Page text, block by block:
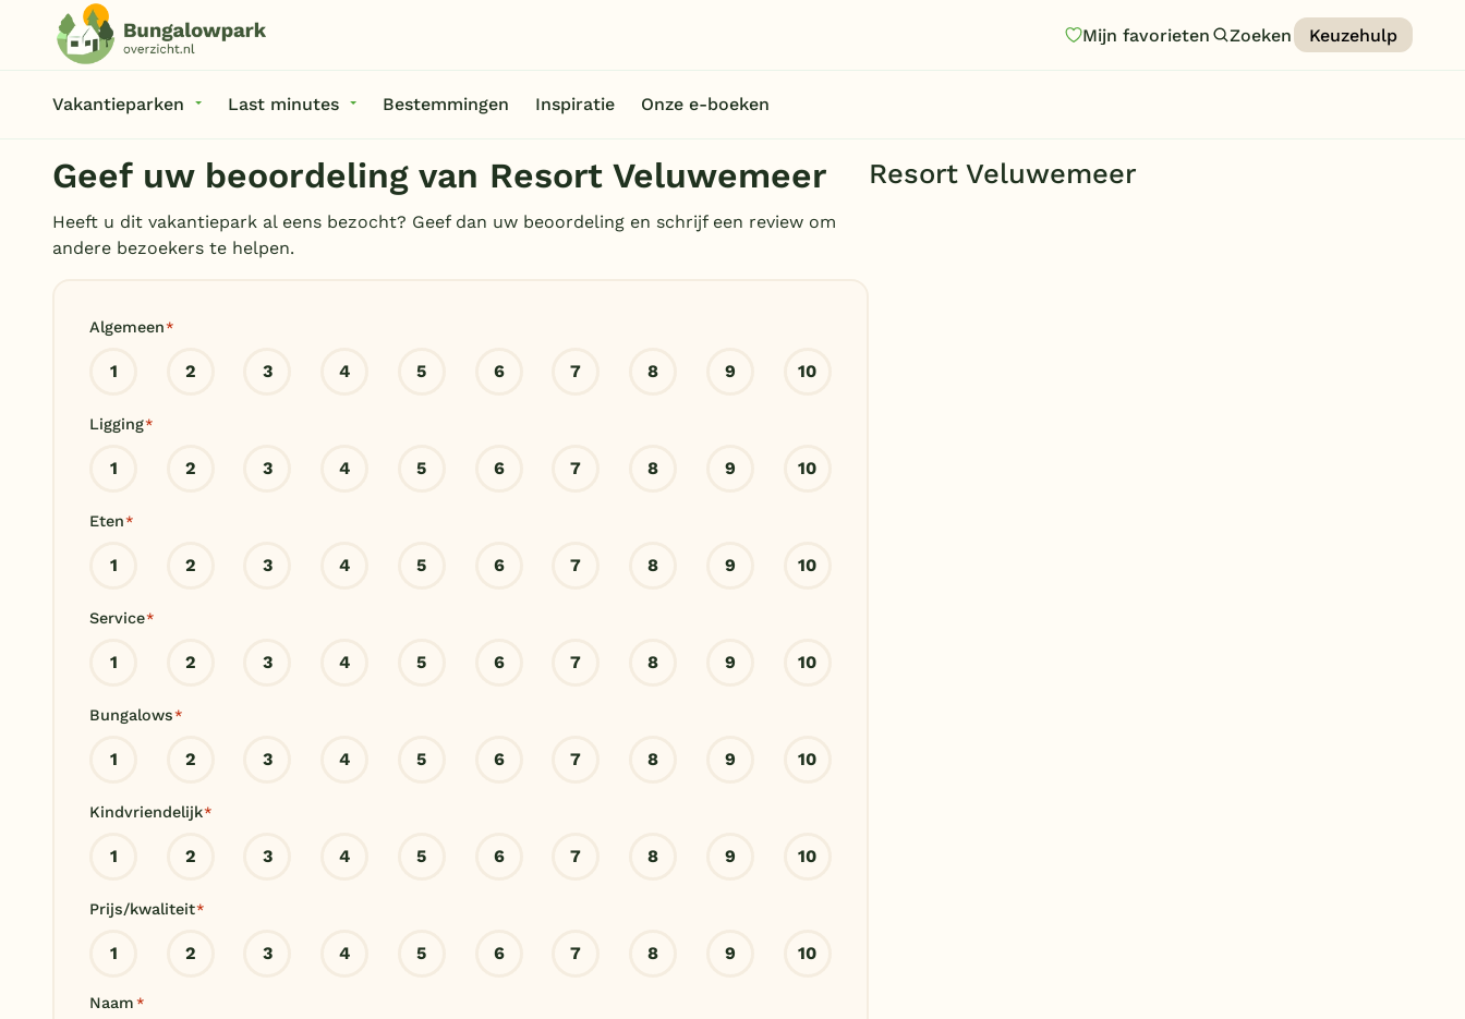
Mijn favorieten Zoeken Keuzehulp
Vakantieparken Last minutes Bestemmingen Inspiratie Onze e-boeken
Geef uw beoordeling van Resort Veluwemeer
Heeft u dit vakantiepark al eens bezocht? Geef dan uw beoordeling en schrijf een review om
andere bezoekers te helpen.
Algemeen*
1 2 3 4 5 6 7 8 9 10
Ligging*
1 2 3 4 5 6 7 8 9 10
Eten*
1 2 3 4 5 6 7 8 9 10
Service*
1 2 3 4 5 6 7 8 9 10
Bungalows*
1 2 3 4 5 6 7 8 9 10
Kindvriendelijk*
1 2 3 4 5 6 7 8 9 10
Prijs/kwaliteit*
1 2 3 4 5 6 7 8 9 10
Naam *
Resort Veluwemeer